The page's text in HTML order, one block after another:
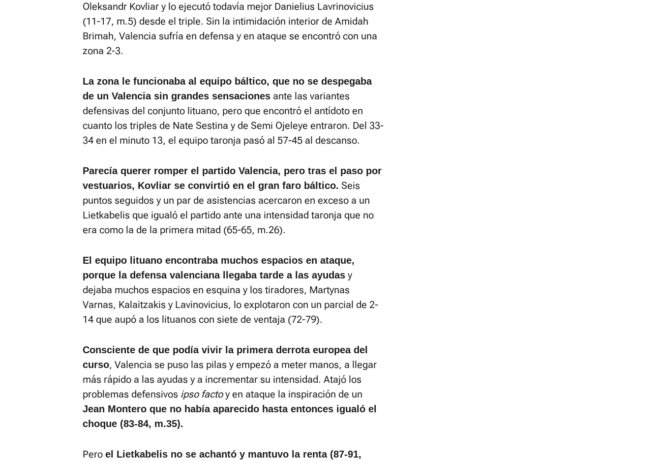
Oleksandr Kovliar y lo ejecutó todavía mejor Danielius Lavrinovicius
(11-17, m.5) desde el triple. Sin la intimidación interior de Amidah
Brimah, Valencia sufría en defensa y en ataque se encontró con una
zona 2-3.
La zona le funcionaba al equipo báltico, que no se despegaba
de un Valencia sin grandes sensaciones ante las variantes
defensivas del conjunto lituano, pero que encontró el antídoto en
cuanto los triples de Nate Sestina y de Semi Ojeleye entraron. Del 33-
34 en el minuto 13, el equipo taronja pasó al 57-45 al descanso.
Parecía querer romper el partido Valencia, pero tras el paso por
vestuarios, Kovliar se convirtió en el gran faro báltico. Seis
puntos seguidos y un par de asistencias acercaron en exceso a un
Lietkabelis que igualó el partido ante una intensidad taronja que no
era como la de la primera mitad (65-65, m.26).
El equipo lituano encontraba muchos espacios en ataque,
porque la defensa valenciana llegaba tarde a las ayudas y
dejaba muchos espacios en esquina y los tiradores, Martynas
Varnas, Kalaitzakis y Lavinovicius, lo explotaron con un parcial de 2-
14 que aupó a los lituanos con siete de ventaja (72-79).
Consciente de que podía vivir la primera derrota europea del
curso, Valencia se puso las pilas y empezó a meter manos, a llegar
más rápido a las ayudas y a incrementar su intensidad. Atajó los
problemas defensivos ipso factoy en ataque la inspiración de un
Jean Montero que no había aparecido hasta entonces igualó el
choque (83-84, m.35).
Pero el Lietkabelis no se achantó y mantuvo la renta (87-91,